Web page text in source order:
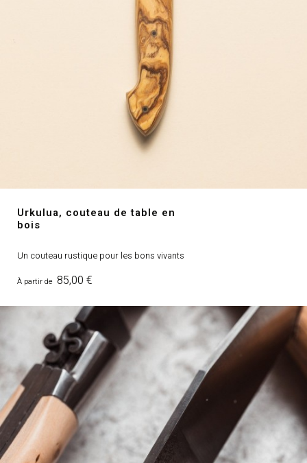
Urkulua, couteau de table en
bois
Un couteau rustique pour les bons vivants
À partir de Prix
85,00 €